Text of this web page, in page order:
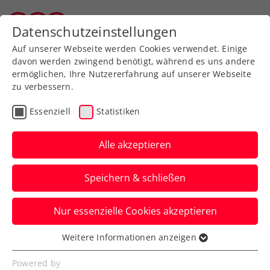
Zurück zur Newsübersicht
Turniere
3. Carinthian Juniors
Trophy 2023 powered by
Fresacher: Pinter, Tagger
und Zimmer noch im
Rennen
Ein ÖTV-Trio steht im Achtelfinale des ITF-
J100-Turniers beim TC Neudau in
Datenschutzeinstellungen
Auf unserer Webseite werden Cookies verwendet. Einige
davon werden zwingend benötigt, während es uns andere
ermöglichen, Ihre Nutzererfahrung auf unserer Webseite
zu verbessern.
Essenziell Statistiken
Alle akzeptieren
Speichern & schließen
Nur essenzielle Cookies akzeptieren
Essenziell
Essenzielle Cookies werden für grundlegende
Weitere Informationen anzeigen
Powered by